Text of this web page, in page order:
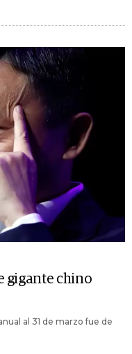
gigante chino
al 31 de marzo fue de